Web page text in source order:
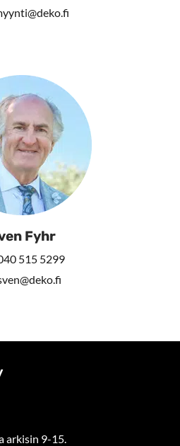
Fyhr
515 5299
arkisin 9-15.